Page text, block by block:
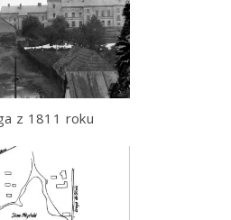
z 1811 roku